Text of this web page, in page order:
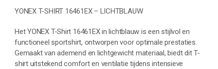
€39.95.€24.95.
YONEX T-SHIRT 16461EX – LICHTBLAUW
Het YONEX T-Shirt 16461EX in lichtblauw is een stijlvol en
functioneel sportshirt, ontworpen voor optimale prestaties.
Gemaakt van ademend en lichtgewicht materiaal, biedt dit T-
shirt uitstekend comfort en ventilatie tijdens intensieve